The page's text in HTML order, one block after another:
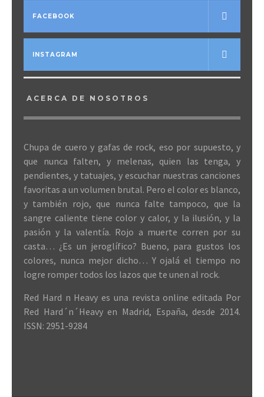
FACEBOOK
INSTAGRAM
ACERCA DE NOSOTROS
Chupa de cuero y gafas de rock, eso por supuesto, y
que nunca falten, y melenas, quien las tenga, y
pendientes, y tatuajes, y escuchar nuestras canciones
favoritas a un volumen brutal. Pero el color es blanco,
y también rojo, que nunca falte tampoco, que la
sangre caliente tiene color y calor, y la ilusión, y la
pasión y la valentía. Rojo a muerte corren por su
casta… ¿Es un jeroglífico? Bueno, para gustos los
colores, nunca mejor dicho… Y ojalá el tiempo no
logre romper todos los lazos que te unen al rock.
Red Hard n Heavy es una revista online editada Por
Red Hard´n´Heavy en Madrid, España, desde 2014.
ISSN: 2951-9284